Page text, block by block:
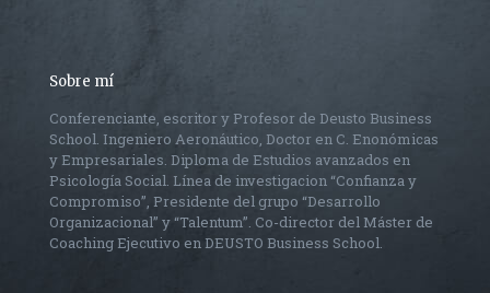
Sobre mí
Conferenciante, escritor y Profesor de Deusto Business
School. Ingeniero Aeronáutico, Doctor en C. Enonómicas
y Empresariales. Diploma de Estudios avanzados en
Psicología Social. Línea de investigacion “Confianza y
Compromiso”, Presidente del grupo “Desarrollo
Organizacional” y “Talentum”. Co-director del Máster de
Coaching Ejecutivo en DEUSTO Business School.